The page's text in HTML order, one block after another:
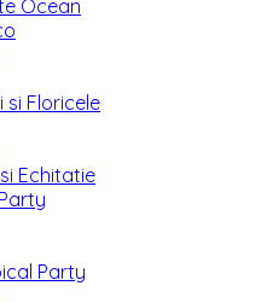
Ocean
si Floricele
Echitatie
Party